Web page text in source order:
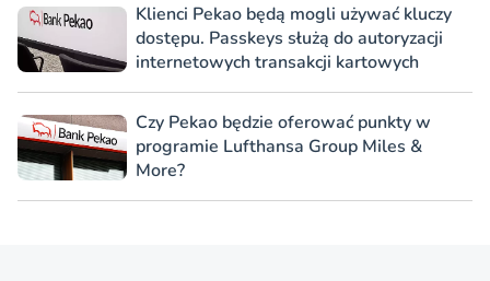
Klienci Pekao będą mogli używać kluczy
dostępu. Passkeys służą do autoryzacji
internetowych transakcji kartowych
Czy Pekao będzie oferować punkty w
programie Lufthansa Group Miles &
More?